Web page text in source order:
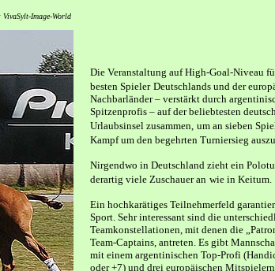
Image-World
Die Veranstaltung auf High-Goal-Niveau
besten Spieler Deutschlands und der
Nachbarländer – verstärkt durch
Spitzenprofis – auf der beliebtesten
Urlaubsinsel zusammen, um an sieben
Kampf um den begehrten Turniersieg
Nirgendwo in Deutschland zieht ein
derartig viele Zuschauer an wie in Keitum.
Ein hochkarätiges Teilnehmerfeld
Sport. Sehr interessant sind die
Teamkonstellationen, mit denen die
Team-Captains, antreten. Es gibt
mit einem argentinischen Top-Profi
oder +7) und drei europäischen